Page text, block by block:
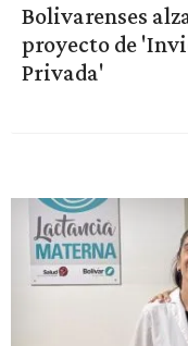
Bolivarenses
proyecto de
Privada'